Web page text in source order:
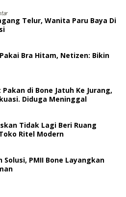
Telur, Wanita Paru Baya Di
Bra Hitam, Netizen: Bikin
Diduga Meninggal
Tidak Lagi Beri Ruang
Ritel Modern
Solusi, PMII Bone Layangkan